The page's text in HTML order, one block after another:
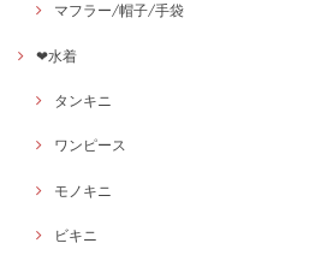
マフラー/帽子/手袋
❤水着
タンキニ
ワンピース
モノキニ
ビキニ